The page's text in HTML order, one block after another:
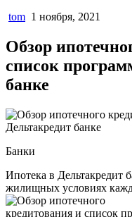
tom 1 ноября, 2021
Обзор
список
банке
Банки
Ипотека в Дельтакредит
жилищных условиях